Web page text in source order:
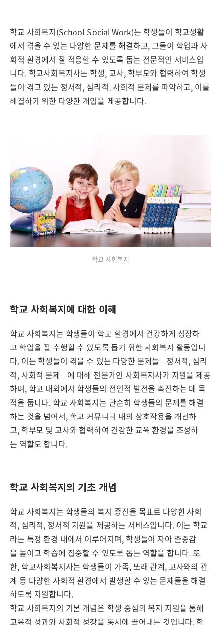
학교 사회복지(School Social Work)는 학생들이 학교생활
에서 겪을 수 있는 다양한 문제를 해결하고, 그들이 학업과 사
회적 환경에서 잘 적응할 수 있도록 돕는 전문적인 서비스입
니다. 학교사회복지사는 학생, 교사, 학부모와 협력하여 학생
들이 겪고 있는 정서적, 심리적, 사회적 문제를 파악하고, 이를
해결하기 위한 다양한 개입을 제공합니다.
학교 사회복지
학교 사회복지에 대한 이해
학교 사회복지는 학생들이 학교 환경에서 건강하게 성장하
고 학업을 잘 수행할 수 있도록 돕기 위한 사회복지 활동입니
다. 이는 학생들이 겪을 수 있는 다양한 문제들—정서적, 심리
적, 사회적 문제—에 대해 전문가인 사회복지사가 지원을 제공
하며, 학교 내외에서 학생들의 전인적 발전을 촉진하는 데 목
적을 둡니다. 학교 사회복지는 단순히 학생들의 문제를 해결
하는 것을 넘어서, 학교 커뮤니티 내의 상호작용을 개선하
고, 학부모 및 교사와 협력하여 건강한 교육 환경을 조성하
는 역할도 합니다.
학교 사회복지의 기초 개념
학교 사회복지는 학생들의 복지 증진을 목표로 다양한 사회
적, 심리적, 정서적 지원을 제공하는 서비스입니다. 이는 학교
라는 특정 환경 내에서 이루어지며, 학생들이 자아 존중감
을 높이고 학습에 집중할 수 있도록 돕는 역할을 합니다. 또
한, 학교사회복지사는 학생들이 가족, 또래 관계, 교사와의 관
계 등 다양한 사회적 환경에서 발생할 수 있는 문제들을 해결
하도록 지원합니다.
학교 사회복지의 기본 개념은 학생 중심의 복지 지원을 통해
교육적 성과와 사회적 성장을 동시에 끌어내는 것입니다. 학